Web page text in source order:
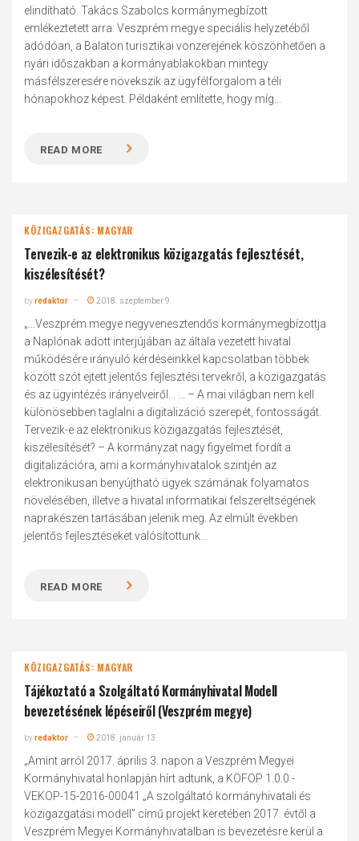
elindítható. Takács Szabolcs kormánymegbízott
emlékeztetett arra: Veszprém megye speciális helyzetéből
adódóan, a Balaton turisztikai vonzerejének köszönhetően a
nyári időszakban a kormányablakokban mintegy
másfélszeresére növekszik az ügyfélforgalom a téli
hónapokhoz képest. Példaként említette, hogy míg...
READ MORE
KÖZIGAZGATÁS: MAGYAR
Tervezik-e az elektronikus közigazgatás fejlesztését,
kiszélesítését?
byredaktor 2018. szeptember 9.
„...Veszprém megye negyvenesztendős kormánymegbízottja
a Naplónak adott interjújában az általa vezetett hivatal
működésére irányuló kérdéseinkkel kapcsolatban többek
között szót ejtett jelentős fejlesztési tervekről, a közigazgatás
és az ügyintézés irányelveiről... ... – A mai világban nem kell
különösebben taglalni a digitalizáció szerepét, fontosságát.
Tervezik-e az elektronikus közigazgatás fejlesztését,
kiszélesítését? – A kormányzat nagy figyelmet fordít a
digitalizációra, ami a kormányhivatalok szintjén az
elektronikusan benyújtható ügyek számának folyamatos
növelésében, illetve a hivatal informatikai felszereltségének
naprakészen tartásában jelenik meg. Az elmúlt években
jelentős fejlesztéseket valósítottunk...
READ MORE
KÖZIGAZGATÁS: MAGYAR
Tájékoztató a Szolgáltató Kormányhivatal Modell
bevezetésének lépéseiről (Veszprém megye)
byredaktor 2018. január 13.
„Amint arról 2017. április 3. napon a Veszprém Megyei
Kormányhivatal honlapján hírt adtunk, a KÖFOP 1.0.0 -
VEKOP-15-2016-00041 „A szolgáltató kormányhivatali és
közigazgatási modell” című projekt keretében 2017. évtől a
Veszprém Megyei Kormányhivatalban is bevezetésre kerül a